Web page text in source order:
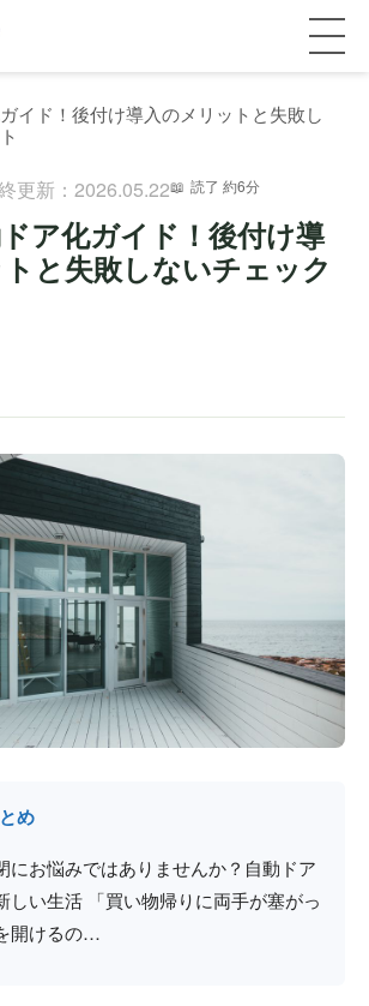
設
いて
へ
へ
イド！後付け導入のメリットと失敗し
更新：2026.05.22 読了 約6分
ア化ガイド！後付け導
と失敗しないチェック
め
にお悩みではありませんか？自動ドア
しい生活 「買い物帰りに両手が塞がっ
開けるの…